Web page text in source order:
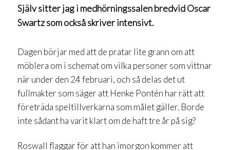
Själv sitter jag i medhörningssalen bredvid Oscar
Swartz som också skriver intensivt.
Dagen börjar med att de pratar lite grann om att
möblera om i schemat om vilka personer som vittnar
när under den 24 februari, och så delas det ut
fullmakter som säger att Henke Pontén har rätt att
företräda speltillverkarna som målet gäller. Borde
inte sådant ha varit klart om de haft tre år på sig?
Roswall flaggar för att han imorgon kommer att